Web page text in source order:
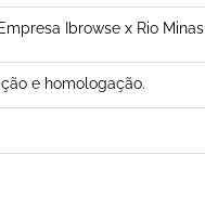
Ibrowse x Rio Minas
e homologação.